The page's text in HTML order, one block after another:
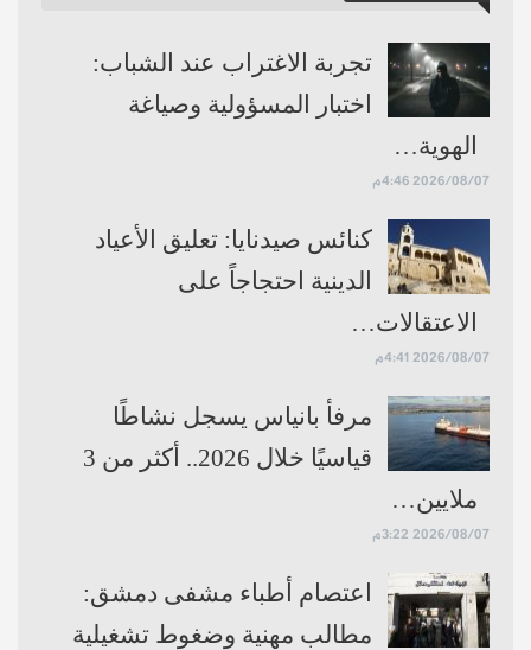
تجربة الاغتراب عند الشباب:
اختبار المسؤولية وصياغة
الهوية…
2026/08/07 4:46م
كنائس صيدنايا: تعليق الأعياد
الدينية احتجاجاً على
الاعتقالات…
2026/08/07 4:41م
مرفأ بانياس يسجل نشاطًا
قياسيًا خلال 2026.. أكثر من 3
ملايين…
2026/08/07 3:22م
اعتصام أطباء مشفى دمشق:
مطالب مهنية وضغوط تشغيلية